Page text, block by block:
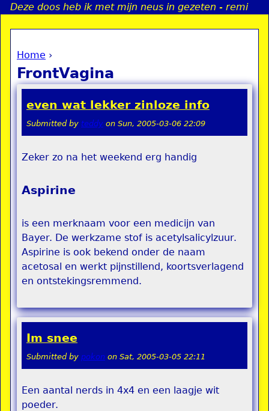
Jump to navigation
Deze doos heb ik met mijn neus in gezeten - remi
You are here
Home ›
FrontVagina
even wat lekker zinloze info
Submitted by teddy on Sun, 2005-03-06 22:09
Zeker zo na het weekend erg handig
Aspirine
is een merknaam voor een medicijn van
Bayer. De werkzame stof is acetylsalicylzuur.
Aspirine is ook bekend onder de naam
acetosal en werkt pijnstillend, koortsverlagend
en ontstekingsremmend.
Im snee
Submitted by pokon on Sat, 2005-03-05 22:11
Een aantal nerds in 4x4 en een laagje wit
poeder.